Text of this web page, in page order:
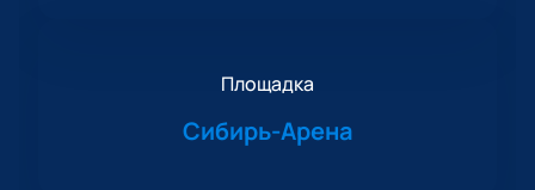
Площадка
Сибирь-Арена